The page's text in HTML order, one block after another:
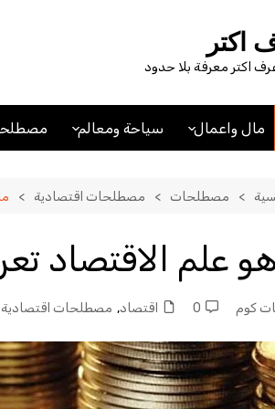
اكتر
اكتر معرفة بلا حدود
مال واعمال
مصطلحات اقتصادية
سياحة ومعالم
فنادق
مصطلحات مصطلحات اقتصادية
علم الاقتصاد
كوم 0 اقتصاد, مصطلحات اقتصادية